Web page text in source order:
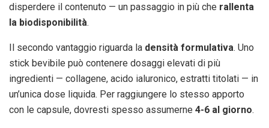
disperdere il contenuto — un passaggio in più che rallenta
la biodisponibilità.
Il secondo vantaggio riguarda la densità formulativa. Uno
stick bevibile può contenere dosaggi elevati di più
ingredienti — collagene, acido ialuronico, estratti titolati — in
un’unica dose liquida. Per raggiungere lo stesso apporto
con le capsule, dovresti spesso assumerne 4-6 al giorno.